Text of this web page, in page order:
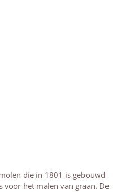
die in 1801 is gebouwd
voor het malen van graan. De